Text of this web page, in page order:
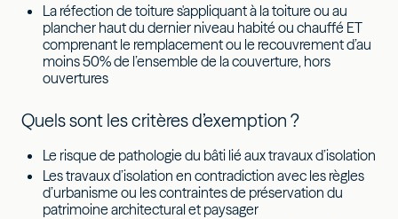
La réfection de toiture s'appliquant à la toiture ou au
plancher haut du dernier niveau habité ou chauffé ET
comprenant le remplacement ou le recouvrement d’au
moins 50% de l’ensemble de la couverture, hors
ouvertures
Quels sont les critères d’exemption ?
Le risque de pathologie du bâti lié aux travaux d’isolation
Les travaux d’isolation en contradiction avec les règles
d’urbanisme ou les contraintes de préservation du
patrimoine architectural et paysager